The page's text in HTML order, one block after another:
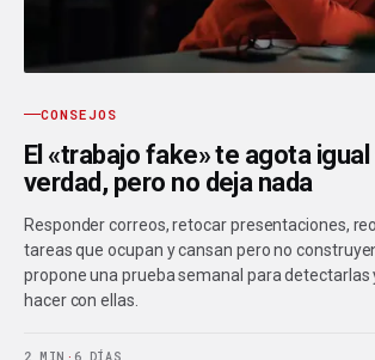
CONSEJOS
El «trabajo fake» te agota igual
verdad, pero no deja nada
Responder correos, retocar presentaciones,
tareas que ocupan y cansan pero no
propone una prueba semanal para detectarlas
hacer con ellas.